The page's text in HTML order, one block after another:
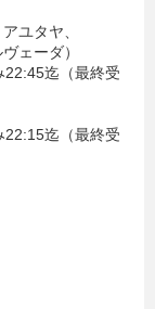
ユタヤ、
ェーダ）
迄（最終受
迄（最終受